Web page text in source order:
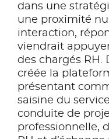
dans une
une proximité
interaction,
viendrait
des chargés RH.
créée la
présentant
saisine du
conduite de
professionnelle,